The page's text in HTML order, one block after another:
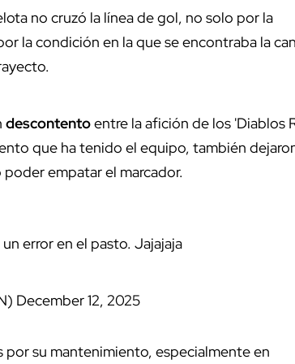
no cruzó la línea de gol, no solo por la
la condición en la que se encontraba la
descontentoentre la afición de los 'Diablos
que ha tenido el equipo, también
empatar el marcador.
error en el pasto. Jajajaja
December 12, 2025
su mantenimiento, especialmente en